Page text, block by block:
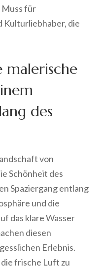
für
Kulturliebhaber, die
malerische
des
von
Schönheit des
Spaziergang entlang
und die
das klare Wasser
diesen
Erlebnis.
frische Luft zu